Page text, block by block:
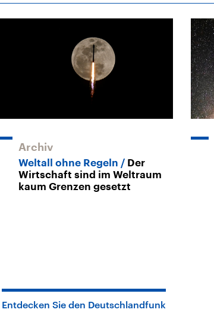
Archiv
Weltall ohne Regeln
Der
Wirtschaft sind im Weltraum
kaum Grenzen gesetzt
Entdecken Sie den Deutschlandfunk